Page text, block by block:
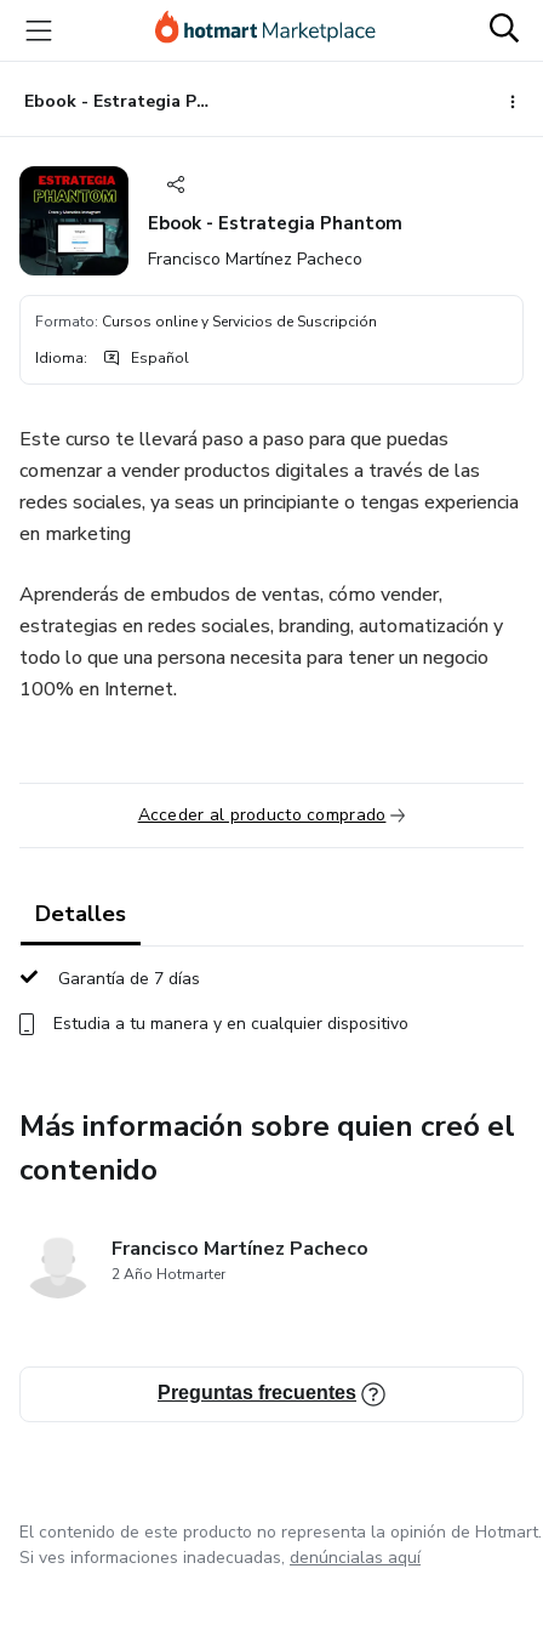
principal
página
de
página
Ebook - Estrategia Phantom
Ebook - Estrategia Phantom
Francisco Martínez Pacheco
Formato: Cursos online y Servicios de Suscripción
Idioma: Español
Este curso te llevará paso a paso para que puedas
comenzar a vender productos digitales a través de las
redes sociales, ya seas un principiante o tengas experiencia
en marketing
Aprenderás de embudos de ventas, cómo vender,
estrategias en redes sociales, branding, automatización y
todo lo que una persona necesita para tener un negocio
100% en Internet.
Acceder al producto comprado
Detalles
Garantía de 7 días
Estudia a tu manera y en cualquier dispositivo
Más información sobre quien creó el
contenido
Francisco Martínez Pacheco
2 Año Hotmarter
Preguntas frecuentes
El contenido de este producto no representa la opinión de Hotmart.
Si ves informaciones inadecuadas, denúncialas aquí